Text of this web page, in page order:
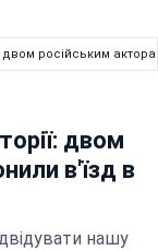
двом російським
двом
в'їзд в
нашу